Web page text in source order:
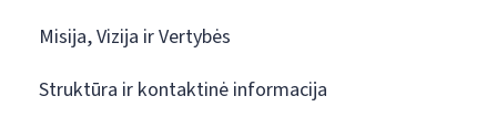
Misija, Vizija ir Vertybės
Struktūra ir kontaktinė informacija